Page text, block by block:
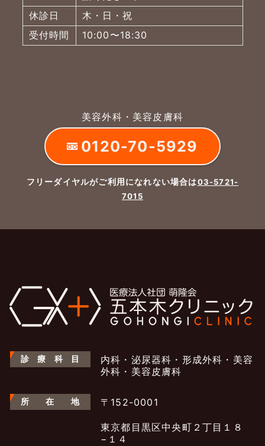
休診日
木・日・祝
受付時間
10:00〜18:30
美容外科・美容皮膚科
0120-70-5929
フリーダイヤルがご利用になれない場合は03-5721-
7015
診 療 科 目
内科・泌尿器科・形成外科・美容
外科・美容皮膚科
所 在 地 〒152-0001
東京都目黒区中央町２丁目１８
−１４